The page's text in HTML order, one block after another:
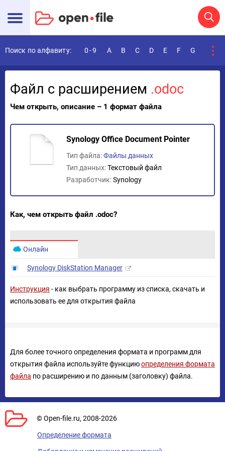
Поиск по алфавиту: 0-9 A B C D E F G
Файл с расширением .odoc
Чем открыть, описание – 1 формат файла
Synology Office Document Pointer
Тип файла:Файлы данных
Тип данных:Текстовый файл
Разработчик:Synology
Как, чем открыть файл .odoc?
Онлайн
Synology DiskStation Manager
Инструкция - как выбрать программу из списка, скачать и
использовать ее для открытия файла
Для более точного определения формата и программ для
открытия файла используйте функциюопределения формата
файла по расширению и по данным (заголовку) файла.
© Open-file.ru, 2008-2026
Определение формата